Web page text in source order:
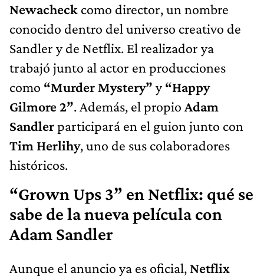
Newacheck como director, un nombre
conocido dentro del universo creativo de
Sandler y de Netflix. El realizador ya
trabajó junto al actor en producciones
como “Murder Mystery” y“Happy
Gilmore 2”. Además, el propio Adam
Sandlerparticipará en el guion junto con
Tim Herlihy, uno de sus colaboradores
históricos.
“Grown Ups 3” en Netflix: qué se
sabe de la nueva película con
Adam Sandler
Aunque el anuncio ya es oficial, Netflix